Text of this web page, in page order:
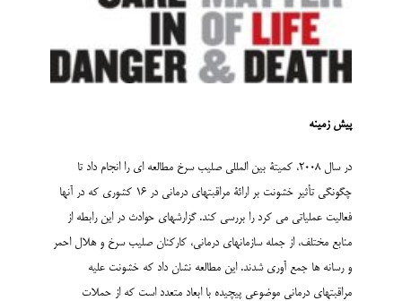
پیش زمینه
در سال 2008، کمیتۀ بین المللی صلیب سرخ مطالعه ای را انجام داد تا
چگونگی تأثیر خشونت بر ارائۀ مراقبتهای درمانی در 16 کشوری که در آنها
فعالیت عملیاتی می کرد را بررسی کند. گزارشهای حوادث در این رابطه از
منابع مختلف، از جمله سازمانهای درمانی، کارکنان صلیب سرخ و هلال احمر
و رسانه ها جمع آوری شدند. این مطالعه نشان داد که خشونت علیه
مراقبتهای درمانی موضوعی پیچیده با ابعاد متعدد است که از حملات